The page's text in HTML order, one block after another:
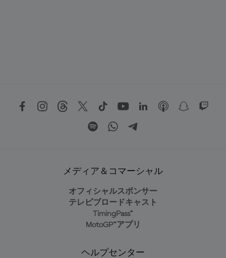
メディア＆コマーシャル
オフィシャルスポンサー
テレビブロードキャスト
TimingPass™
MotoGP™アプリ
ヘルプセンター